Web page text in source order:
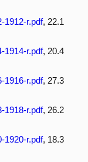
1912-r.pdf, 22.1
1914-r.pdf, 20.4
1916-r.pdf, 27.3
1918-r.pdf, 26.2
1920-r.pdf, 18.3